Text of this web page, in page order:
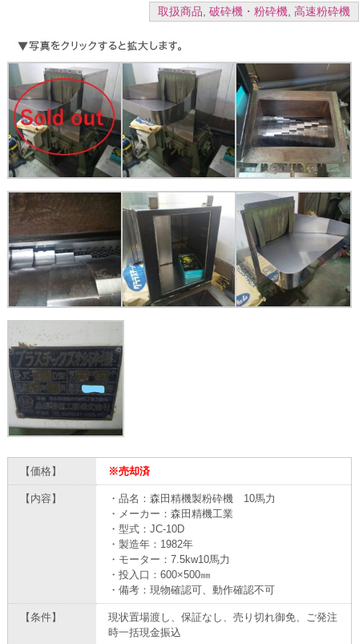
取扱商品, 破砕機・粉砕機, 高速粉砕機
【価格】 ※売却済
【内容】
・品名：森田精機製粉砕機 10馬力
・メーカー：森田精機工業
・型式：JC-10D
・製造年：1982年
・モーター：7.5kw10馬力
・投入口：600×500㎜
・備考：現物確認可、動作確認不可
【条件】
現状置場渡し、保証なし、売り切れ御免、ご発注
時一括現金振込